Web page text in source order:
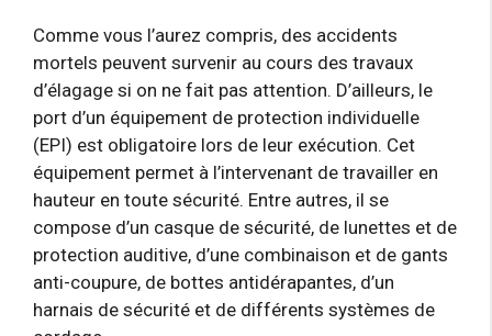
Comme vous l’aurez compris, des accidents
mortels peuvent survenir au cours des travaux
d’élagage si on ne fait pas attention. D’ailleurs, le
port d’un équipement de protection individuelle
(EPI) est obligatoire lors de leur exécution. Cet
équipement permet à l’intervenant de travailler en
hauteur en toute sécurité. Entre autres, il se
compose d’un casque de sécurité, de lunettes et de
protection auditive, d’une combinaison et de gants
anti-coupure, de bottes antidérapantes, d’un
harnais de sécurité et de différents systèmes de